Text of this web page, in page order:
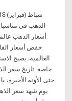
الذهب في
خفض أسعار
العالمية، يصبح
يوم شهد سعر